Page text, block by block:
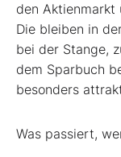
den Aktienmarkt
Die bleiben in
bei der Stange,
dem Sparbuch
besonders
Was passiert,